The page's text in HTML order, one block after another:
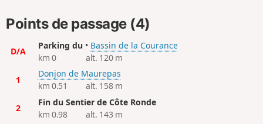
Points de passage (4)
D/A
Parking du • Bassin de la Courance
km 0
alt. 120 m
1
Donjon de Maurepas
km 0.51
alt. 158 m
2
Fin du Sentier de Côte Ronde
km 0.98
alt. 143 m